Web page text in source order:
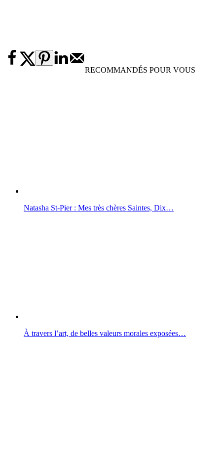
RECOMMANDÉS POUR VOUS
Natasha St-Pier : Mes très chères Saintes, Dix…
À travers l’art, de belles valeurs morales exposées…